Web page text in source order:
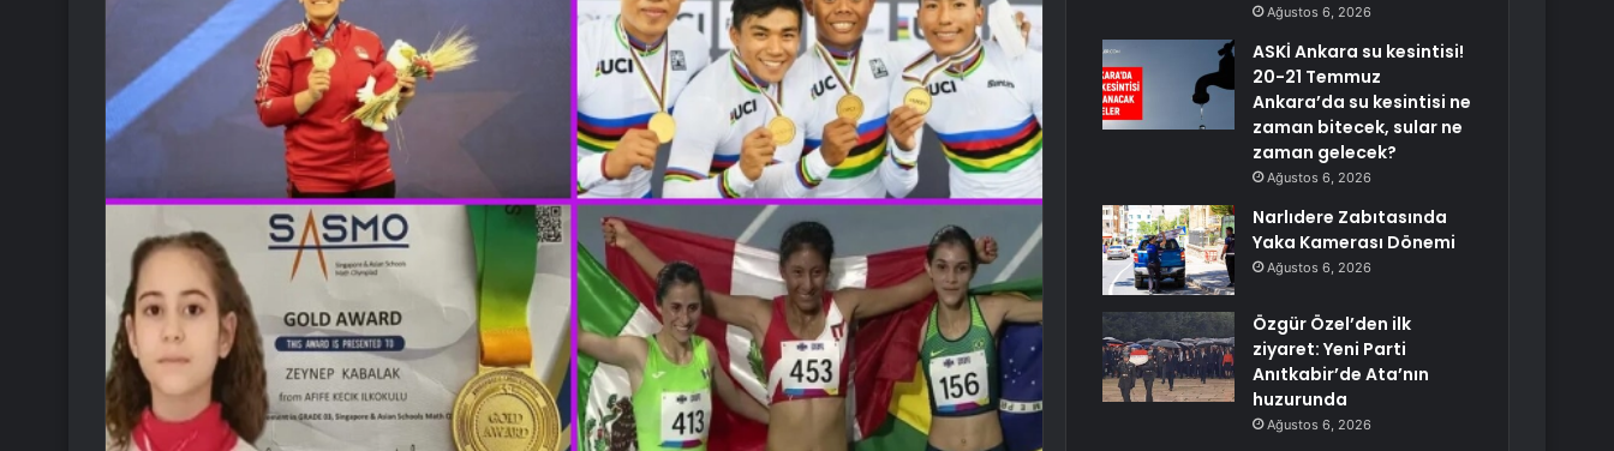
Ağustos 6, 2026
ASKİ Ankara su kesintisi!
20-21 Temmuz
Ankara’da su kesintisi ne
zaman bitecek, sular ne
zaman gelecek?
Ağustos 6, 2026
Narlıdere Zabıtasında
Yaka Kamerası Dönemi
Ağustos 6, 2026
Özgür Özel’den ilk
ziyaret: Yeni Parti
Anıtkabir’de Ata’nın
huzurunda
Ağustos 6, 2026